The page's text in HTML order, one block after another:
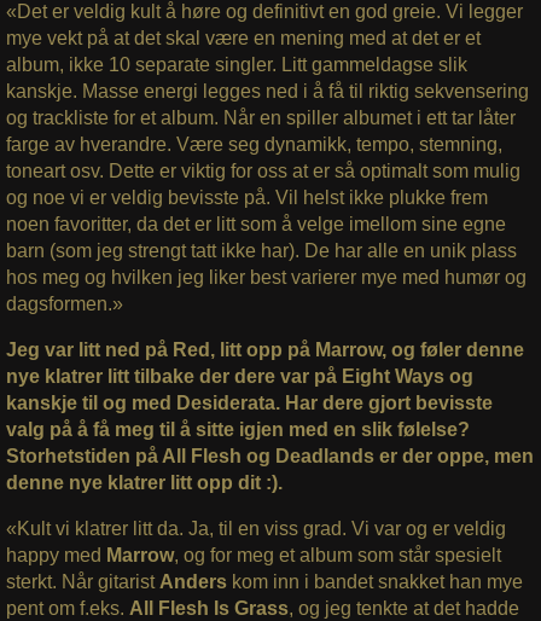
«Det er veldig kult å høre og definitivt en god greie. Vi legger
mye vekt på at det skal være en mening med at det er et
album, ikke 10 separate singler. Litt gammeldagse slik
kanskje. Masse energi legges ned i å få til riktig sekvensering
og trackliste for et album. Når en spiller albumet i ett tar låter
farge av hverandre. Være seg dynamikk, tempo, stemning,
toneart osv. Dette er viktig for oss at er så optimalt som mulig
og noe vi er veldig bevisste på. Vil helst ikke plukke frem
noen favoritter, da det er litt som å velge imellom sine egne
barn (som jeg strengt tatt ikke har). De har alle en unik plass
hos meg og hvilken jeg liker best varierer mye med humør og
dagsformen.»
Jeg var litt ned på Red, litt opp på Marrow, og føler denne
nye klatrer litt tilbake der dere var på Eight Ways og
kanskje til og med Desiderata. Har dere gjort bevisste
valg på å få meg til å sitte igjen med en slik følelse?
Storhetstiden på All Flesh og Deadlands er der oppe, men
denne nye klatrer litt opp dit :).
«Kult vi klatrer litt da. Ja, til en viss grad. Vi var og er veldig
happy med Marrow, og for meg et album som står spesielt
sterkt. Når gitarist Anders kom inn i bandet snakket han mye
pent om f.eks. All Flesh Is Grass, og jeg tenkte at det hadde